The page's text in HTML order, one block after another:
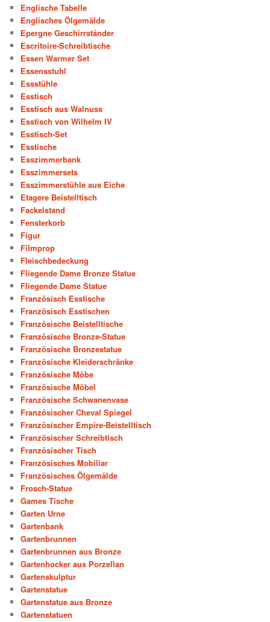
Englische Tabelle
Englisches Ölgemälde
Epergne Geschirrständer
Escritoire-Schreibtische
Essen Warmer Set
Essensstuhl
Essstühle
Esstisch
Esstisch aus Walnuss
Esstisch von Wilhelm IV
Esstisch-Set
Esstische
Esszimmerbank
Esszimmersets
Esszimmerstühle aus Eiche
Etagere Beistelltisch
Fackelstand
Fensterkorb
Figur
Filmprop
Fleischbedeckung
Fliegende Dame Bronze Statue
Fliegende Dame Statue
Französisch Esstische
Französisch Esstischen
Französische Beistelltische
Französische Bronze-Statue
Französische Bronzestatue
Französische Kleiderschränke
Französische Möbe
Französische Möbel
Französische Schwanenvase
Französischer Cheval Spiegel
Französischer Empire-Beistelltisch
Französischer Schreibtisch
Französischer Tisch
Französisches Mobiliar
Französisches Ölgemälde
Frosch-Statue
Games Tische
Garten Urne
Gartenbank
Gartenbrunnen
Gartenbrunnen aus Bronze
Gartenhocker aus Porzellan
Gartenskulptur
Gartenstatue
Gartenstatue aus Bronze
Gartenstatuen